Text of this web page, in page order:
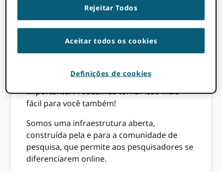
ORCID é um conceito simples que pode ser
surpreendentemente difícil de explicar. Eu
de 6 milhões de usuários e 1000 membros
em todo o mundo, contamos com nossa
somos, como ORCID funciona e por que é
importante. Precisamos tornar isso mais
fácil para você também!
Somos uma infraestrutura aberta,
construída pela e para a comunidade de
pesquisa, que permite aos pesquisadores se
diferenciarem online.
Rejeitar Todos
Aceitar todos os cookies
Definições de cookies